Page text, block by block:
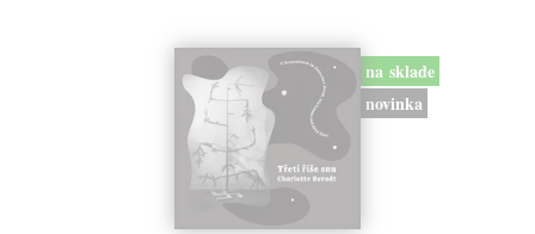
na sklade
novinka